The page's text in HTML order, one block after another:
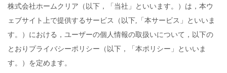
株式会社ホームクリア（以下，「当社」といいます。）は，本ウ
ェブサイト上で提供するサービス（以下,「本サービス」といいま
す。）における，ユーザーの個人情報の取扱いについて，以下の
とおりプライバシーポリシー（以下，「本ポリシー」といいま
す。）を定めます。